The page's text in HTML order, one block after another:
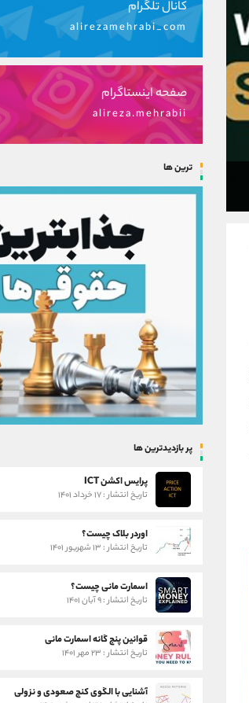
کانال تلگرام
alirezamehrabi_com
صفحه اینستاگرام
alireza.mehrabii
ترین ها
پر بازدیدترین ها
پرایس اکشن ICT
تاریخ انتشار : ۱۷ خرداد ۱۴۰۱
اوردر بلاک چیست؟
تاریخ انتشار : ۱۳ شهریور ۱۴۰۱
اسمارت مانی چیست؟
تاریخ انتشار : ۹ آبان ۱۴۰۱
قوانین پنج گانه اسمارت مانی
تاریخ انتشار : ۲۳ مهر ۱۴۰۱
آشنایی با الگوی کنج صعودی و نزولی